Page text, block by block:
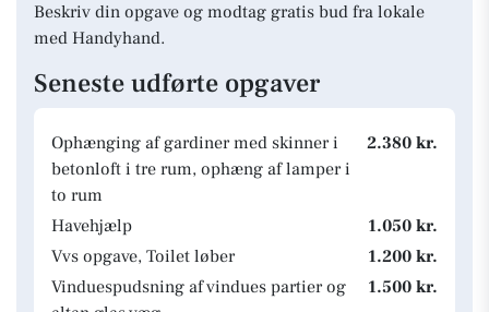
Beskriv din opgave og modtag gratis bud fra lokale
med Handyhand.
Seneste udførte opgaver
Ophænging af gardiner med skinner i
betonloft i tre rum, ophæng af lamper i
to rum
2.380 kr.
Havehjælp
1.050 kr.
Vvs opgave, Toilet løber
1.200 kr.
Vinduespudsning af vindues partier og
1.500 kr.